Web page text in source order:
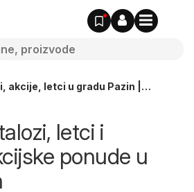
akcije, letci u gradu Pazin |
letci i
ponude u